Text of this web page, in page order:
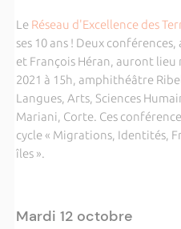
Le Réseau d'Excellence des
ses 10 ans ! Deux
et François Héran, auront
2021 à 15h, amphithéâtre
Langues, Arts, Sciences
Mariani, Corte. Ces
cycle « Migrations, Identités,
îles ».
Mardi 12 octobre